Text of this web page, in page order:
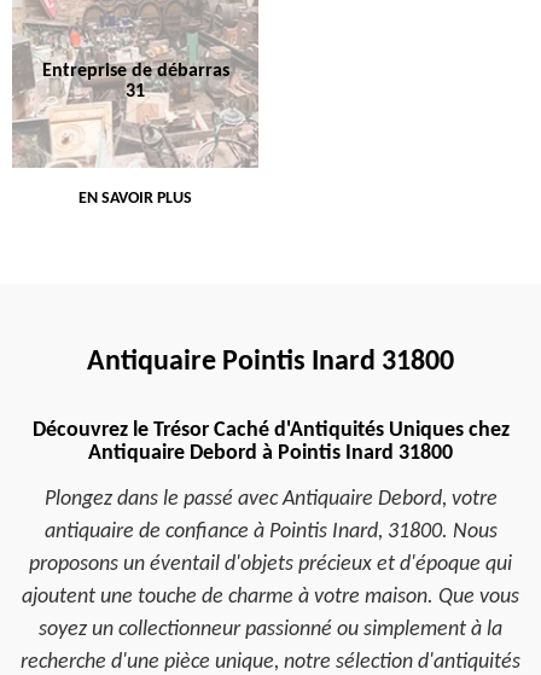
Entreprise de débarras
31
EN SAVOIR PLUS
Antiquaire Pointis Inard 31800
Découvrez le Trésor Caché d'Antiquités Uniques chez
Antiquaire Debord à Pointis Inard 31800
Plongez dans le passé avec Antiquaire Debord, votre
antiquaire de confiance à Pointis Inard, 31800. Nous
proposons un éventail d'objets précieux et d'époque qui
ajoutent une touche de charme à votre maison. Que vous
soyez un collectionneur passionné ou simplement à la
recherche d'une pièce unique, notre sélection d'antiquités